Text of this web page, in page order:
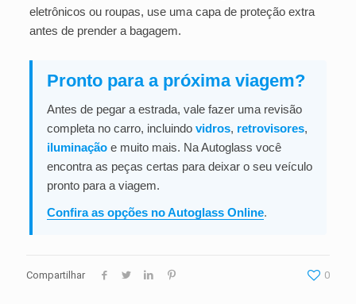
eletrônicos ou roupas, use uma capa de proteção extra
antes de prender a bagagem.
Pronto para a próxima viagem?
Antes de pegar a estrada, vale fazer uma revisão
completa no carro, incluindo vidros, retrovisores,
iluminaçãoe muito mais. Na Autoglass você
encontra as peças certas para deixar o seu veículo
pronto para a viagem.
Confira as opções no Autoglass Online.
Compartilhar 0